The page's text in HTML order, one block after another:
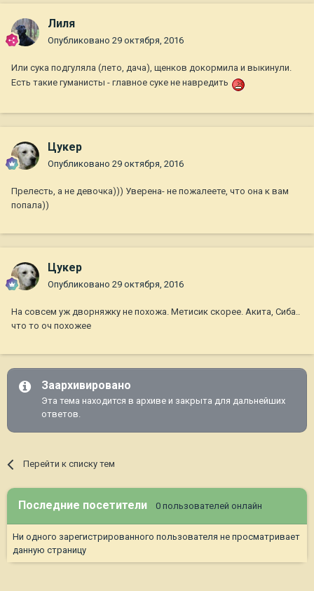
Лиля
Опубликовано 29 октября, 2016
Или сука подгуляла (лето, дача), щенков докормила и выкинули.
Есть такие гуманисты - главное суке не навредить
Цукер
Опубликовано 29 октября, 2016
Прелесть, а не девочка))) Уверена- не пожалеете, что она к вам
попала))
Цукер
Опубликовано 29 октября, 2016
На совсем уж дворняжку не похожа. Метисик скорее. Акита, Сиба..
что то оч похожее
Заархивировано
Эта тема находится в архиве и закрыта для дальнейших
ответов.
Перейти к списку тем
Последние посетители 0 пользователей онлайн
Ни одного зарегистрированного пользователя не просматривает
данную страницу